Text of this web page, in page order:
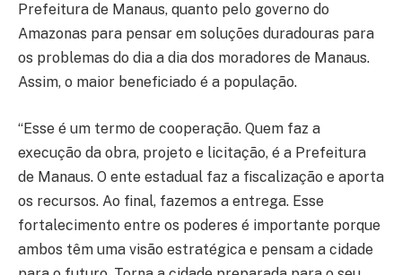
Prefeitura de Manaus, quanto pelo governo do
Amazonas para pensar em soluções duradouras para
os problemas do dia a dia dos moradores de Manaus.
Assim, o maior beneficiado é a população.
“Esse é um termo de cooperação. Quem faz a
execução da obra, projeto e licitação, é a Prefeitura
de Manaus. O ente estadual faz a fiscalização e aporta
os recursos. Ao final, fazemos a entrega. Esse
fortalecimento entre os poderes é importante porque
ambos têm uma visão estratégica e pensam a cidade